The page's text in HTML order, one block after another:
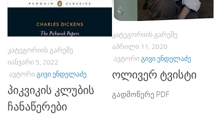
ᲙᲐᲢᲔᲒᲝᲠᲘᲘᲡ ᲒᲐᲠᲔᲨᲔ
ᲘᲐᲜᲕᲐᲠᲘ 5, 2022
ᲐᲕᲢᲝᲠᲘᲒᲘᲕᲘ ᲔᲜᲓᲔᲚᲐᲫᲔ
პიკვიკის კლუბის
ჩანაწერები
ᲙᲐᲢᲔᲒᲝᲠᲘᲘᲡ ᲒᲐᲠᲔᲨᲔ
ᲐᲞᲠᲘᲚᲘ 11, 2020
ᲐᲕᲢᲝᲠᲘᲒᲘᲕᲘ ᲔᲜᲓᲔᲚᲐᲫᲔ
ოლივერ ტვისტი
გადმოწერე PDF